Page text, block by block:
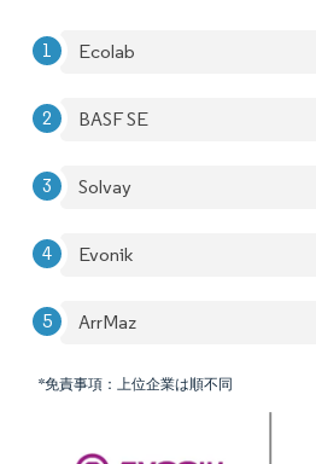
Ecolab
BASF SE
Solvay
Evonik
ArrMaz
*免責事項：上位企業は順不同